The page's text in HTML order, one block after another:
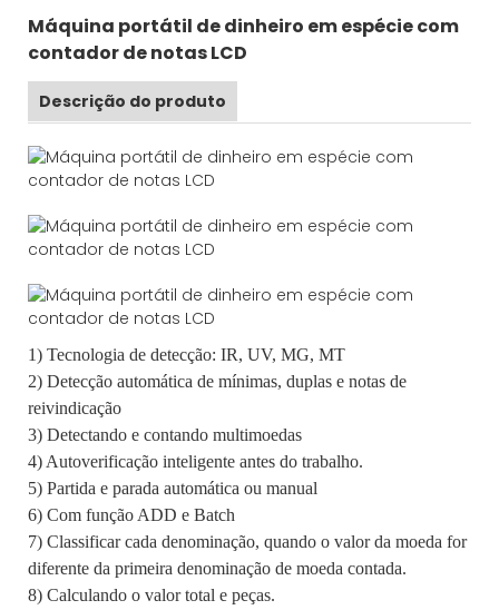
Máquina portátil de dinheiro em espécie com
contador de notas LCD
Descrição do produto
1) Tecnologia de detecção: IR, UV, MG, MT
2) Detecção automática de mínimas, duplas e notas de
reivindicação
3) Detectando e contando multimoedas
4) Autoverificação inteligente antes do trabalho.
5) Partida e parada automática ou manual
6) Com função ADD e Batch
7) Classificar cada denominação, quando o valor da moeda for
diferente da primeira denominação de moeda contada.
8) Calculando o valor total e peças.